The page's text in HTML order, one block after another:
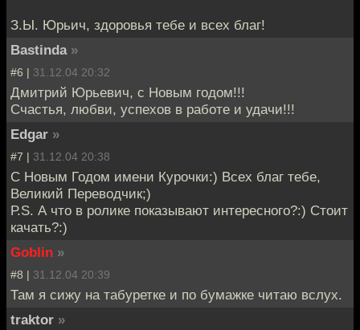
З.Ы. Юрьич, здоровья тебе и всех благ!
Bastinda »
#6 | 31.12.04 20:32
Дмитрий Юрьевич, с Новым годом!!!
Счастья, любви, успехов в работе и удачи!!!
Edgar »
#7 | 31.12.04 20:38
C Новым Годом имени Курочки:) Всех благ тебе,
Великий Переводчик;)
Р.S. А что в ролике показывают интересного?:) Стоит
качать?:)
Goblin »
#8 | 31.12.04 20:39
Там я сижу на табуретке и по бумажке читаю вслух.
traktor »